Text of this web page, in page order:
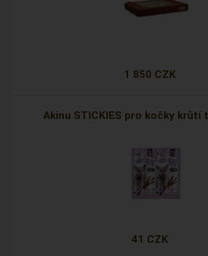
1 850 CZK
Akinu STICKIES pro kočky krůtí
41 CZK